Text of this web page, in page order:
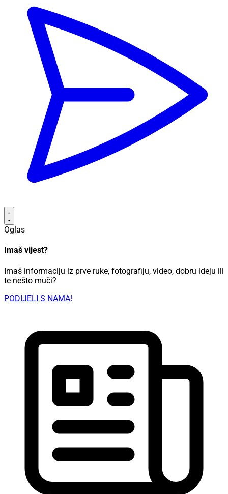
Oglas
Imaš vijest?
Imaš informaciju iz prve ruke, fotografiju, video, dobru ideju ili
te nešto muči?
PODIJELI S NAMA!